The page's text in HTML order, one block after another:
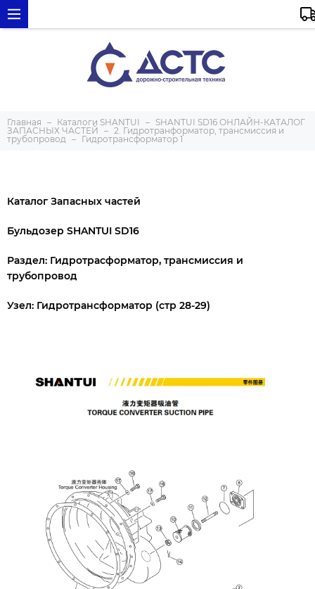
Главная Каталоги SHANTUI
SHANTUI SD16 ОНЛАЙН-КАТАЛОГ
ЗАПАСНЫХ ЧАСТЕЙ
2. Гидротранформатор, трансмиссия и
трубопровод
Гидротрансформатор 1
Каталог Запасных частей
Бульдозер SHANTUI SD16
Раздел: Гидротрасформатор, трансмиссия и
трубопровод
Узел: Гидротрансформатор (стр 28-29)